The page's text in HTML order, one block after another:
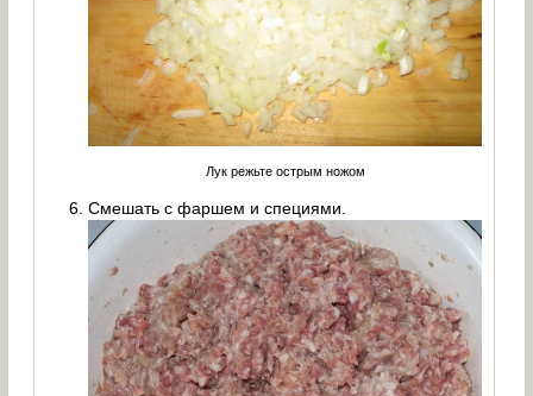
Лук режьте острым ножом
Смешать с фаршем и специями.